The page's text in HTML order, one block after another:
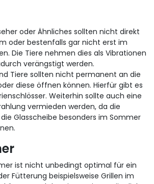
oder Ähnliches sollten nicht direkt
oder bestenfalls gar nicht erst im
Die Tiere nehmen dies als Vibrationen
verängstigt werden.
Tiere sollten nicht permanent an die
diese öffnen können. Hierfür gibt es
Weiterhin sollte auch eine
vermieden werden, da die
Glasscheibe besonders im Sommer
ist nicht unbedingt optimal für ein
Fütterung beispielsweise Grillen im